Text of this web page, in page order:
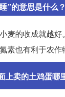
”的意思是什么？
麦的收成就越
素也有利于农
上卖的土鸡蛋哪